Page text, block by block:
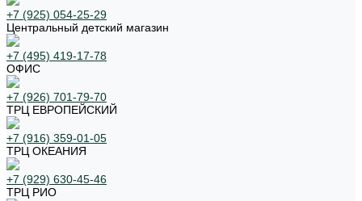
+7 (925) 054-25-29
Центральный детский магазин
+7 (495) 419-17-78
ОФИС
+7 (926) 701-79-70
ТРЦ ЕВРОПЕЙСКИЙ
+7 (916) 359-01-05
ТРЦ ОКЕАНИЯ
+7 (929) 630-45-46
ТРЦ РИО